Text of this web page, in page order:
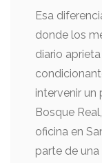
Esa
donde los
diario
intervenir un
Bosque
oficina en
parte de